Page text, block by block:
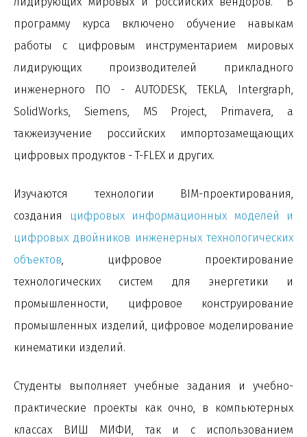
программу курса включено обучение навыкам
работы с цифровым инструментарием мировых
лидирующих производителей прикладного
инженерного ПО - AUTODESK, TEKLA, Intergraph,
SolidWorks, Siemens, MS Project, Primavera, а
такжеизучение российских импортозамещающих
цифровых продуктов - T-FLEX и других.
Изучаются технологии BIM-проектирования,
создания
цифровых информационных моделей и
цифровых двойников инженерных технологических
объектов , цифровое проектирование
технологических систем для энергетики и
промышленности, цифровое конструирование
промышленных изделий, цифровое моделирование
кинематики изделий.
Студенты выполняет учебные задания и учебно-
практические проекты как очно, в компьютерных
классах ВИШ МИФИ, так и с использованием